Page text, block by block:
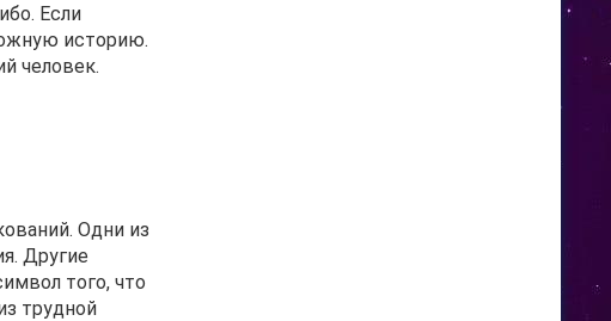
Если
историю.
человек.
Одни из
Другие
того, что
трудной